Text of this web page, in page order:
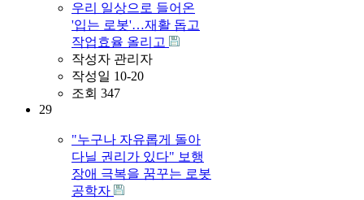
우리 일상으로 들어온
'입는 로봇'…재활 돕고
작업효율 올리고
작성자 관리자
작성일 10-20
조회 347
29
"누구나 자유롭게 돌아
다닐 권리가 있다" 보행
장애 극복을 꿈꾸는 로봇
공학자